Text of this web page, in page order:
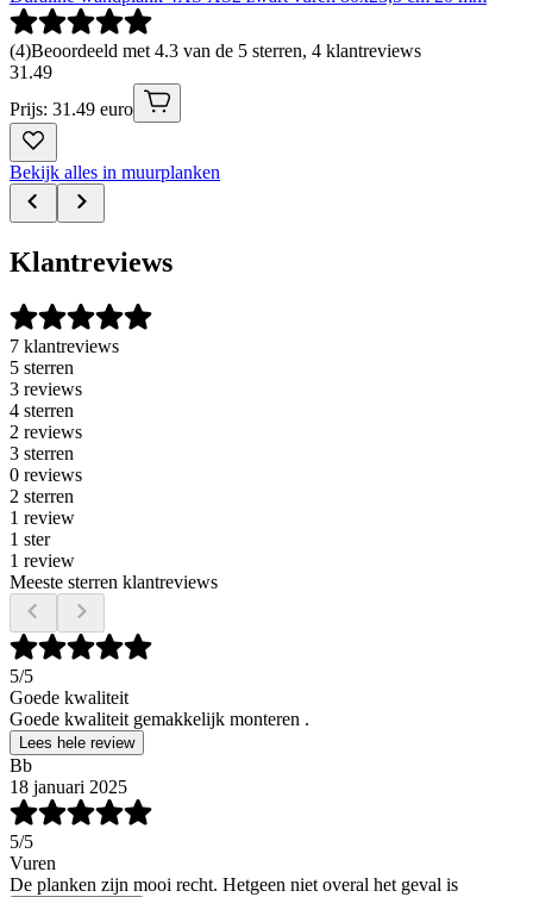
(4)Beoordeeld met 4.3 van de 5 sterren, 4 klantreviews
31.49
Prijs: 31.49 euro
Bekijk alles in muurplanken
Klantreviews
7 klantreviews
5 sterren
3 reviews
4 sterren
2 reviews
3 sterren
0 reviews
2 sterren
1 review
1 ster
1 review
Meeste sterren klantreviews
5/5
Goede kwaliteit
Goede kwaliteit gemakkelijk monteren .
Lees hele review
Bb
18 januari 2025
5/5
Vuren
De planken zijn mooi recht. Hetgeen niet overal het geval is